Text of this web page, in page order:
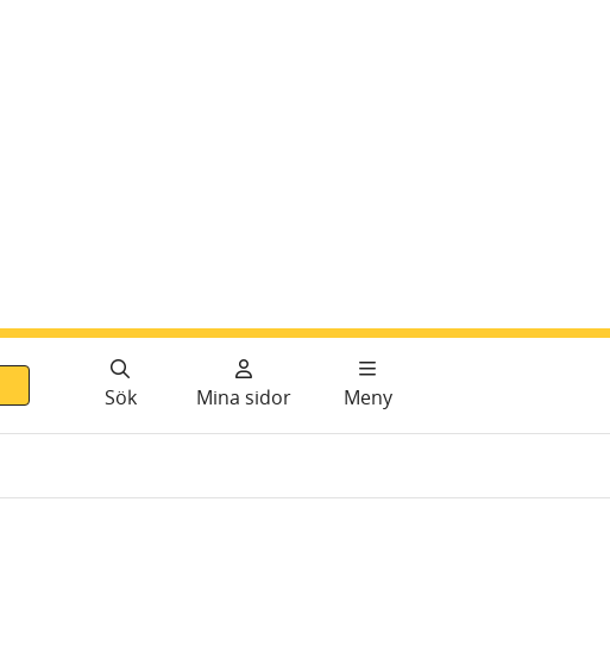
Sök Mina sidor Meny